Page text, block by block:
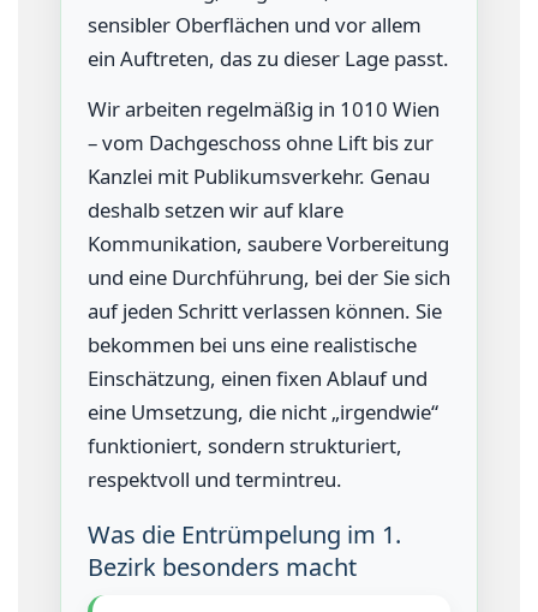
sensibler Oberflächen und vor allem
ein Auftreten, das zu dieser Lage passt.
Wir arbeiten regelmäßig in 1010 Wien
– vom Dachgeschoss ohne Lift bis zur
Kanzlei mit Publikumsverkehr. Genau
deshalb setzen wir auf klare
Kommunikation, saubere Vorbereitung
und eine Durchführung, bei der Sie sich
auf jeden Schritt verlassen können. Sie
bekommen bei uns eine realistische
Einschätzung, einen fixen Ablauf und
eine Umsetzung, die nicht „irgendwie“
funktioniert, sondern strukturiert,
respektvoll und termintreu.
Was die Entrümpelung im 1.
Bezirk besonders macht